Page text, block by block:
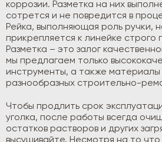
коррозии. Разметка на них
сотрется и не повредится в
Рейка, выполняющая роль ручки,
прикрепляется к линейке строго
Разметка – это залог
мы предлагаем только
инструменты, а также материалы
разнообразных строительно-
Чтобы продлить срок
уголка, после работы всегда
остатков растворов и других